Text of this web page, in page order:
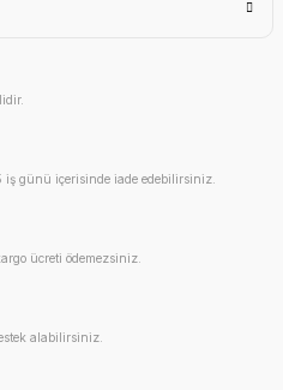
iş günü içerisinde iade edebilirsiniz.
ücreti ödemezsiniz.
alabilirsiniz.